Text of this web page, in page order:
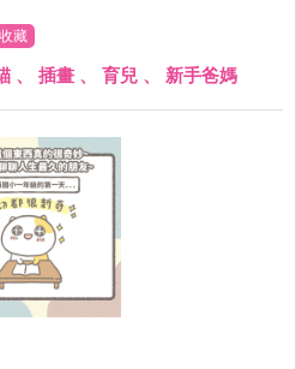
收藏
、 插畫 、 育兒 、 新手爸媽